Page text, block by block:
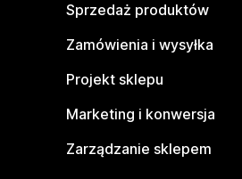
Sprzedaż produktów
Zamówienia i wysyłka
Projekt sklepu
Marketing i konwersja
Zarządzanie sklepem